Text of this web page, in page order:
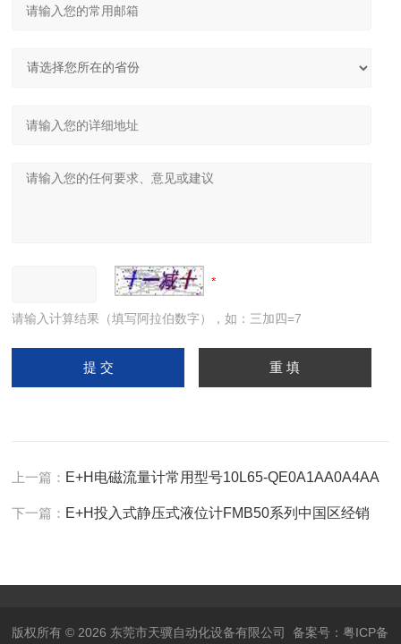
请输入计算结果（填写阿拉伯数字），如：三加四=7
上一篇： E+H电磁流量计常用型号10L65-QE0A1AA0A4AA
下一篇： E+H投入式静压式液位计FMB50系列中国区经销
版权所有 © 2026 东莞市天骥自动化设备有限公司备案号：粤ICP备